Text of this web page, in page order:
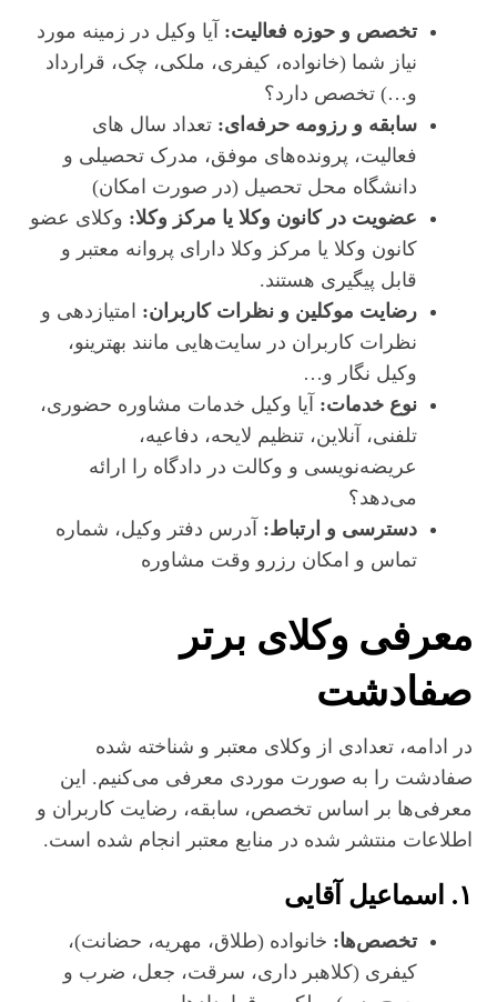
تخصص و حوزه فعالیت: آیا وکیل در زمینه مورد
نیاز شما (خانواده، کیفری، ملکی، چک، قرارداد
و…) تخصص دارد؟
سابقه و رزومه حرفه‌ای: تعداد سال‌ های
فعالیت، پرونده‌های موفق، مدرک تحصیلی و
دانشگاه محل تحصیل (در صورت امکان)
عضویت در کانون وکلا یا مرکز وکلا: وکلای عضو
کانون وکلا یا مرکز وکلا دارای پروانه معتبر و
قابل پیگیری هستند.
رضایت موکلین و نظرات کاربران: امتیازدهی و
نظرات کاربران در سایت‌هایی مانند بهترینو،
وکیل نگار و…
نوع خدمات: آیا وکیل خدمات مشاوره حضوری،
تلفنی، آنلاین، تنظیم لایحه، دفاعیه،
عریضه‌نویسی و وکالت در دادگاه را ارائه
می‌دهد؟
دسترسی و ارتباط: آدرس دفتر وکیل، شماره
تماس و امکان رزرو وقت مشاوره
معرفی وکلای برتر
صفادشت
در ادامه، تعدادی از وکلای معتبر و شناخته‌ شده
صفادشت را به‌ صورت موردی معرفی می‌کنیم. این
معرفی‌ها بر اساس تخصص، سابقه، رضایت کاربران و
اطلاعات منتشر شده در منابع معتبر انجام شده است.
۱. اسماعیل آقایی
تخصص‌ها: خانواده (طلاق، مهریه، حضانت)،
کیفری (کلاهبر داری، سرقت، جعل، ضرب و